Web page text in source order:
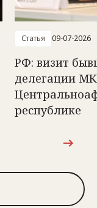
Статья 09-07-2026
РФ: визит
делегации
республике